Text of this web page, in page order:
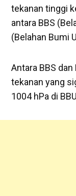
tekanan tinggi
antara BBS
(Belahan Bumi
Antara BBS
tekanan yang
1004 hPa di